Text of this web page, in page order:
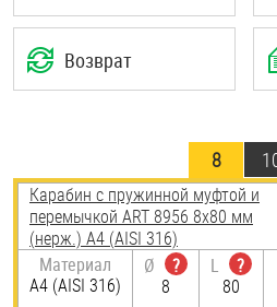
Возврат
8
Карабин с пружинной муфтой и
перемычкой ART 8956 8х80 мм
(нерж.) A4 (AISI 316)
Материал
A4 (AISI 316)
Ø
?
8
L
?
80